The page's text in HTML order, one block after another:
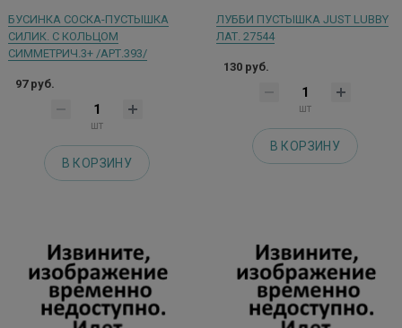
БУСИНКА СОСКА-ПУСТЫШКА
СИЛИК. С КОЛЬЦОМ
СИММЕТРИЧ.3+ /АРТ.393/
97 руб.
шт
В КОРЗИНУ
ЛУББИ ПУСТЫШКА JUST LUBBY
ЛАТ. 27544
130 руб.
шт
В КОРЗИНУ